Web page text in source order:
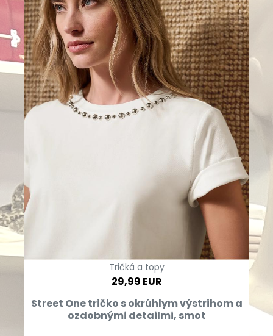
Tričká a topy
29,99 EUR
Street One tričko s okrúhlym výstrihom a
ozdobnými detailmi, smot